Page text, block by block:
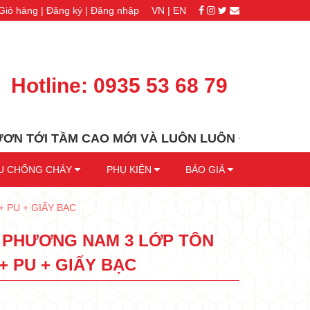
hàng | Đăng ký | Đăng nhập VN | EN
Hotline: 0935 53 68 79
CAO MỚI VÀ LUÔN LUÔN ĐỒNG HÀNH CÙNG
CHỐNG CHÁY PHỤ KIỆN BÁO GIÁ
PU + GIẤY BẠC
NAM 3 LỚP TÔN
PU + GIẤY BẠC